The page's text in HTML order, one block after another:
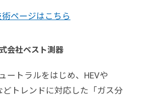
ページはこちら
会社ベスト測器
ートラルをはじめ、HEVや
どトレンドに対応した「ガス分